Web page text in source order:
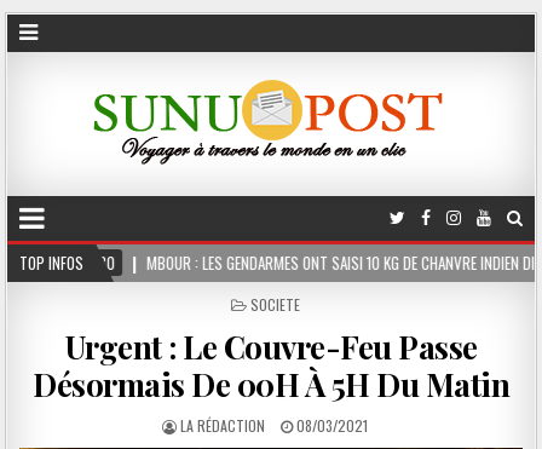
TOP INFOS
: LES GENDARMES ONT SAISI 10 KG DE CHANVRE INDIEN DISSIMULÉS DANS LE
POSTED
SOCIETE
Urgent : Le Couvre-Feu Passe
Désormais De 00H À 5H Du Matin
LA RÉDACTION 08/03/2021